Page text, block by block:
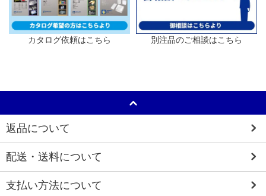
カタログ依頼はこちら 別注品のご相談はこちら
返品について
配送・送料について
支払い方法について